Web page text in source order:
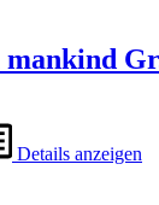
Details anzeigen